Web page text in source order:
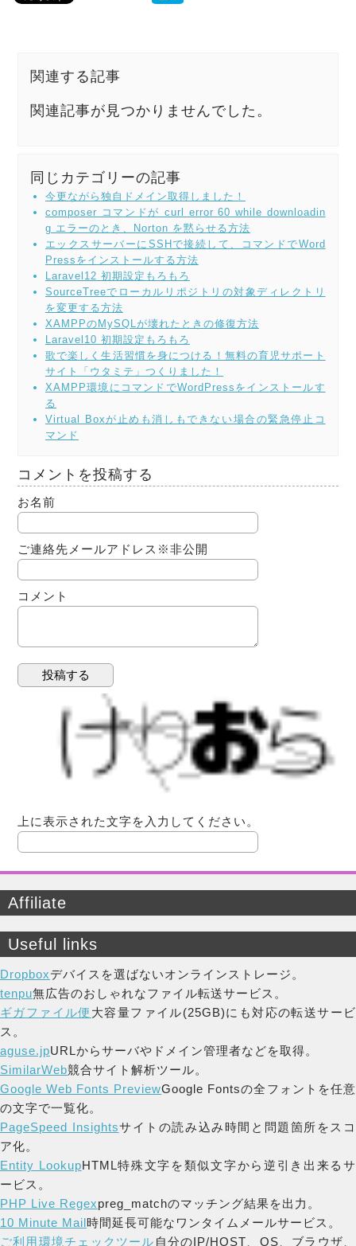
関連する記事
関連記事が見つかりませんでした。
同じカテゴリーの記事
今更ながら独自ドメイン取得しました！
composer コマンドが curl error 60 while downloadin
g エラーのとき、Norton を黙らせる方法
エックスサーバーにSSHで接続して、コマンドでWord
Pressをインストールする方法
Laravel12 初期設定もろもろ
SourceTreeでローカルリポジトリの対象ディレクトリ
を変更する方法
XAMPPのMySQLが壊れたときの修復方法
Laravel10 初期設定もろもろ
歌で楽しく生活習慣を身につける！無料の育児サポート
サイト「ウタミテ」つくりました！
XAMPP環境にコマンドでWordPressをインストールす
る
Virtual Boxが止めも消しもできない場合の緊急停止コ
マンド
コメントを投稿する
お名前
ご連絡先メールアドレス ※非公開
コメント
上に表示された文字を入力してください。
Affiliate
Useful links
Dropboxデバイスを選ばないオンラインストレージ。
tenpu無広告のおしゃれなファイル転送サービス。
ギガファイル便 大容量ファイル(25GB)にも対応の転送サービ
ス。
aguse.jpURLからサーバやドメイン管理者などを取得。
SimilarWeb競合サイト解析ツール。
Google Web Fonts PreviewGoogle Fontsの全フォントを任意
の文字で一覧化。
PageSpeed Insightsサイトの読み込み時間と問題箇所をスコ
ア化。
Entity LookupHTML特殊文字を類似文字から逆引き出来るサ
ービス。
PHP Live Regexpreg_matchのマッチング結果を出力。
10 Minute Mail時間延長可能なワンタイムメールサービス。
ご利用環境チェックツール 自分のIP/HOST、OS、ブラウザ、